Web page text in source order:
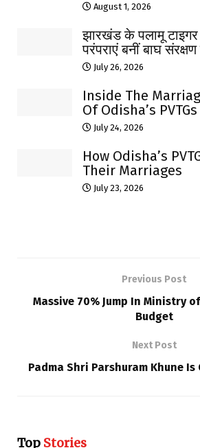
August 1, 2026
झारखंड के पलामू टाइगर
परंपराएं बनीं बाघ
July 26, 2026
Inside The
Of Odisha’s PVTGs
July 24, 2026
How Odisha’s
Their Marriages
July 23, 2026
Previous Post
Massive 70% Jump In Ministry
Budget
Next Post
Padma Shri Parshuram Khune Is
Top Stories